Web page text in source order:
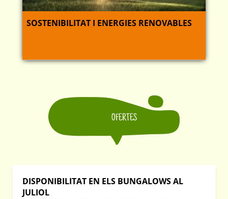
SOSTENIBILITAT I ENERGIES RENOVABLES
OFERTES
DISPONIBILITAT EN ELS BUNGALOWS AL
JULIOL